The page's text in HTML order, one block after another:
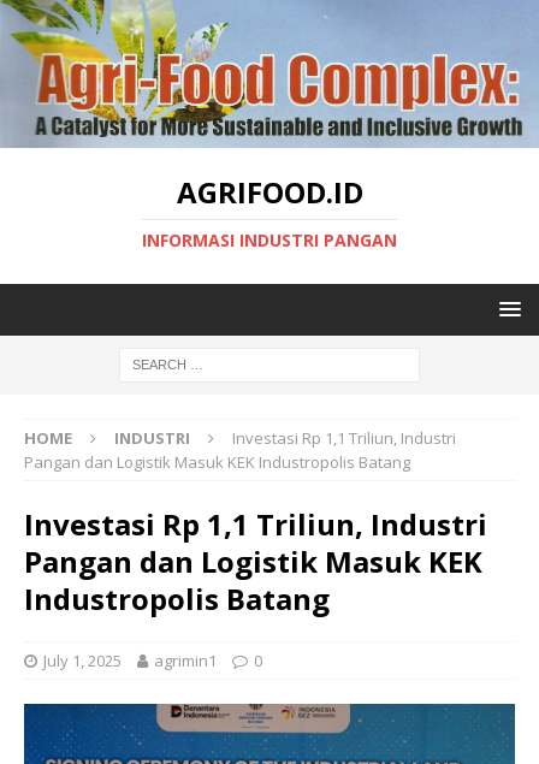
AGRIFOOD.ID
INFORMASI INDUSTRI PANGAN
HOME INDUSTRI
Investasi Rp 1,1 Triliun, Industri
Pangan dan Logistik Masuk KEK Industropolis Batang
Investasi Rp 1,1 Triliun, Industri
Pangan dan Logistik Masuk KEK
Industropolis Batang
July 1, 2025 agrimin1 0